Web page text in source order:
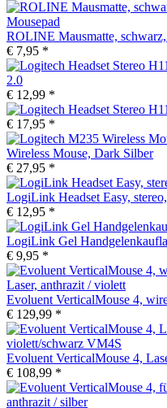
ROLINE Mausmatte,
€ 7,95 *
2.0
€ 12,99 *
€ 17,95 *
Wireless Mouse, Dark Silber
€ 27,95 *
LogiLink Headset Easy,
€ 12,95 *
LogiLink Gel
€ 9,95 *
Evoluent VerticalMouse 4,
€ 129,99 *
Evoluent VerticalMouse 4,
€ 108,99 *